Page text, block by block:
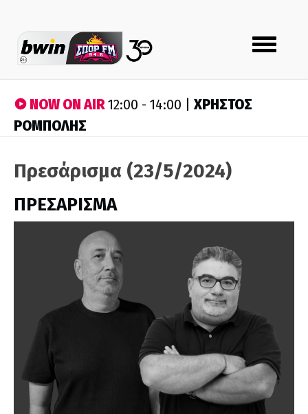
Toggle
navigation
NOW ON AIR12:00 - 14:00 | ΧΡΗΣΤΟΣ
ΡΟΜΠΟΛΗΣ
Πρεσάρισμα (23/5/2024)
ΠΡΕΣΑΡΙΣΜΑ